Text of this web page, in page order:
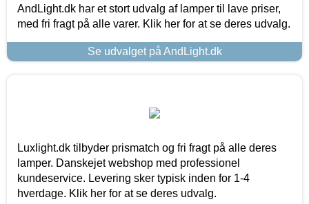
AndLight.dk har et stort udvalg af lamper til lave priser,
med fri fragt på alle varer. Klik her for at se deres udvalg.
Se udvalget på AndLight.dk
Luxlight.dk tilbyder prismatch og fri fragt på alle deres
lamper. Danskejet webshop med professionel
kundeservice. Levering sker typisk inden for 1-4
hverdage. Klik her for at se deres udvalg.